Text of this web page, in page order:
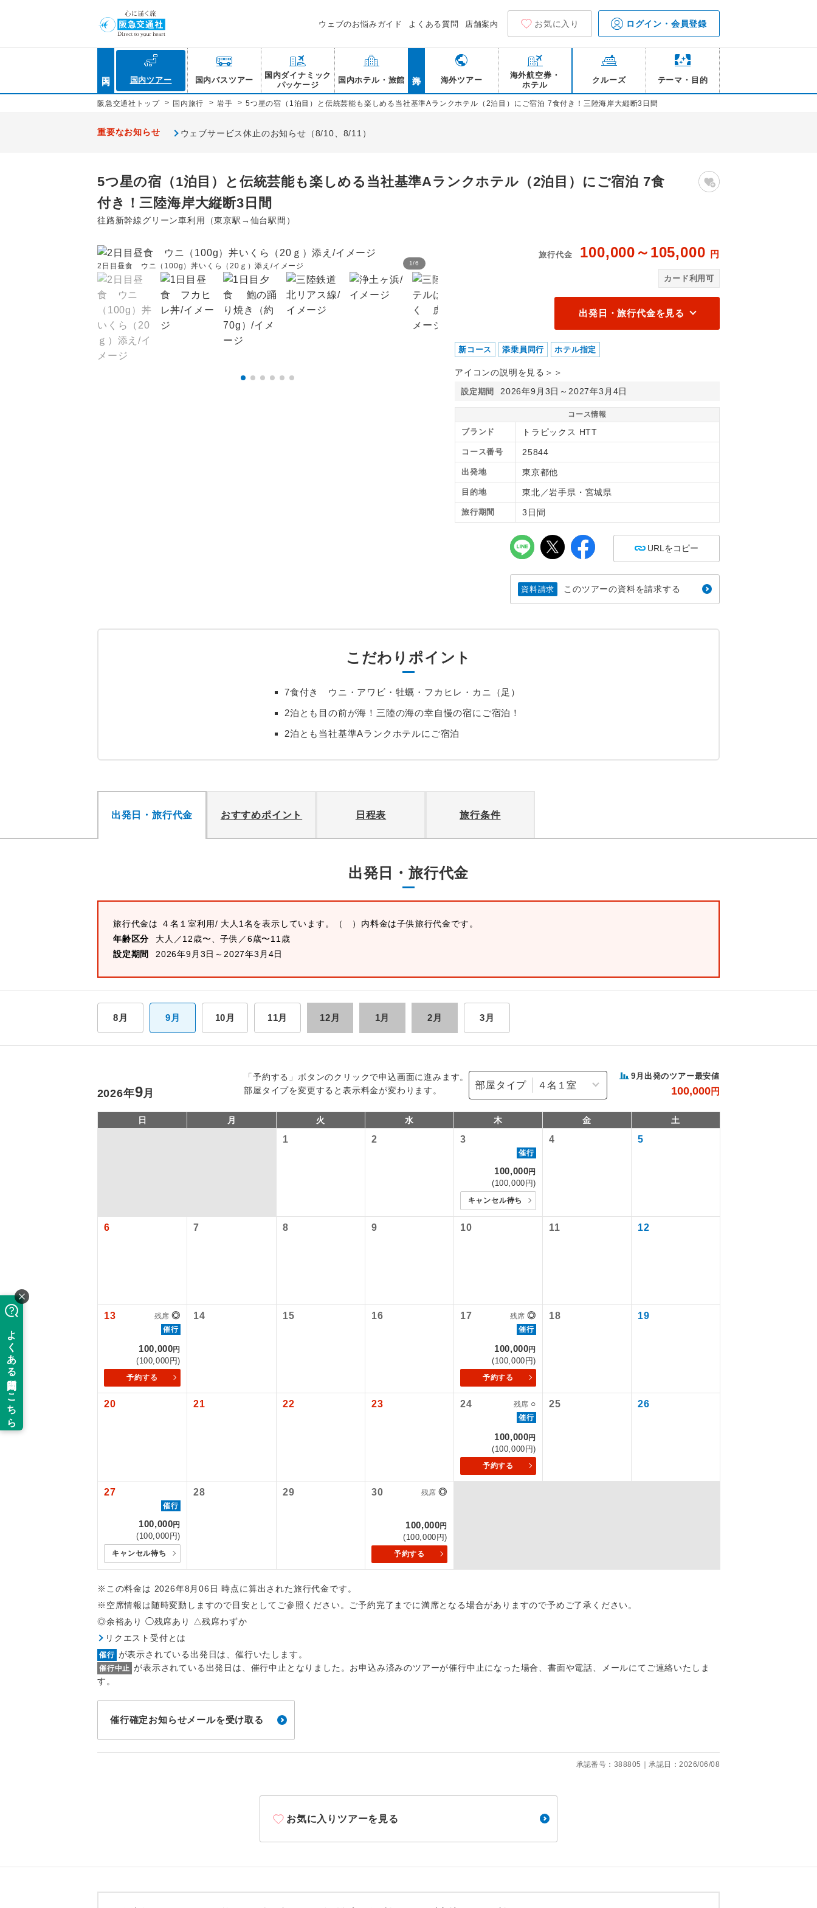
ウェブのお悩みガイド よくある質問 店舗案内 お気に入り ログイン・会員登録
国内ツアー 国内バスツアー
国内ダイナミック
パッケージ
国内ホテル・旅館 海外ツアー
海外航空券・
ホテル
クルーズ テーマ・目的
阪急交通社トップ > 国内旅行 > 岩手 > 5つ星の宿（1泊目）と伝統芸能も楽しめる当社基準Aランクホテル（2泊目）にご宿泊 7食付き！三陸海岸大縦断3日間
重要なお知らせ ウェブサービス休止のお知らせ（8/10、8/11）
5つ星の宿（1泊目）と伝統芸能も楽しめる当社基準Aランクホテル（2泊目）にご宿泊 7食
付き！三陸海岸大縦断3日間
往路新幹線グリーン車利用（東京駅→仙台駅間）
1/6
2日目昼食 ウニ（100g）丼いくら（20ｇ）添え/イメージ
旅行代金 100,000～105,000 円
カード利用可
出発日・旅行代金を見る
新コース 添乗員同行 ホテル指定
アイコンの説明を見る＞＞
設定期間 2026年9月3日～2027年3月4日
コース情報
ブランド トラピックス HTT
コース番号 25844
出発地 東京都他
目的地 東北／岩手県・宮城県
旅行期間 3日間
URLをコピー
資料請求 このツアーの資料を請求する
こだわりポイント
7食付き ウニ・アワビ・牡蠣・フカヒレ・カニ（足）
2泊とも目の前が海！三陸の海の幸自慢の宿にご宿泊！
2泊とも当社基準Aランクホテルにご宿泊
出発日・旅行代金 おすすめポイント 日程表 旅行条件
出発日・旅行代金
旅行代金は ４名１室利用/ 大人1名を表示しています。
（ ）内料金は子供旅行代金です。
年齢区分
大人／12歳〜、子供／6歳〜11歳
設定期間
2026年9月3日～2027年3月4日
8月 9月 10月 11月 12月 1月 2月 3月
「予約する」ボタンのクリックで申込画面に進みます。
部屋タイプを変更すると表示料金が変わります。
部屋タイプ
9 月出発のツアー最安値
100,000円
2026年9月
日 月 火 水 木 金 土
1 2 3
催行
100,000円
(100,000円)
キャンセル待ち
4 5
6 7 8 9 10 11 12
13 残席 ◎
催行
100,000円
(100,000円)
予約する
14 15 16 17 残席 ◎
催行
100,000円
(100,000円)
予約する
18 19
20 21 22 23 24 残席 ○
催行
100,000円
(100,000円)
予約する
25 26
27
催行
100,000円
(100,000円)
キャンセル待ち
28 29 30 残席 ◎
100,000円
(100,000円)
予約する
※この料金は 2026年8月06日 時点に算出された旅行代金です。
※空席情報は随時変動しますので目安としてご参照ください。ご予約完了までに満席となる場合がありますので予めご了承ください。
◎余裕あり ◯残席あり △残席わずか
リクエスト受付とは
催行 が表示されている出発日は、催行いたします。
催行中止 が表示されている出発日は、催行中止となりました。お申込み済みのツアーが催行中止になった場合、書面や電話、メールにてご連絡いたしま
す。
催行確定お知らせメールを受け取る
承認番号：388805｜承認日：2026/06/08
お気に入りツアーを見る
現地添乗員同行
現地到着空港（駅）から最終日出発空港（駅）まで添乗員が
バスガイドが乗務し、車内での観光案内があります。
ユネスコに登録されている文化遺産や自然遺産を訪ねるコー
絶景スポットに立ち寄るコースです。
温泉 温泉地にも宿泊するコースです。
ご宿泊ホテルに大浴場が付いています。
全てのお食事が付いていますので、お食事の心配はいりませ
お部屋食 お部屋にてゆっくりとお召し上がりいただけます。
女性限定 女性限定でご参加いただけるコースです。
ご参加にあたり年齢に制限があるコースです。